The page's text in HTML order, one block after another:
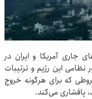
جاری آمریکا و ایران در
این رژیم و ترتیبات
که برای هرگونه خروج
پافشاری می‌کند.